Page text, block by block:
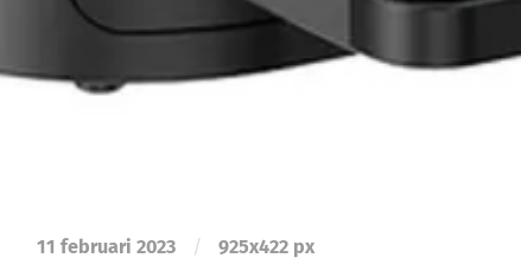
11 februari 2023 / 925x422 px